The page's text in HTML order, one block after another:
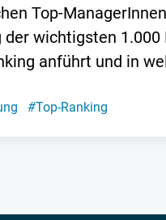
Top-
der wichtigsten
anführt und in
#Top-Ranking